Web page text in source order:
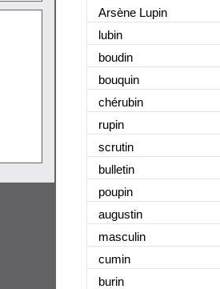
Arsène Lupin
lubin
boudin
bouquin
chérubin
rupin
scrutin
bulletin
poupin
augustin
masculin
cumin
burin